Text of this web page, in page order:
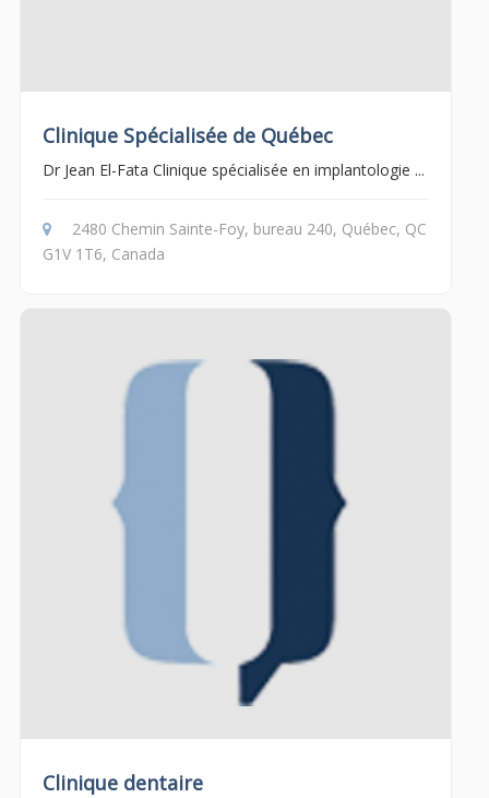
Clinique Spécialisée de Québec
Dr Jean El-Fata Clinique spécialisée en implantologie ...
2480 Chemin Sainte-Foy, bureau 240, Québec, QC
G1V 1T6, Canada
Clinique dentaire